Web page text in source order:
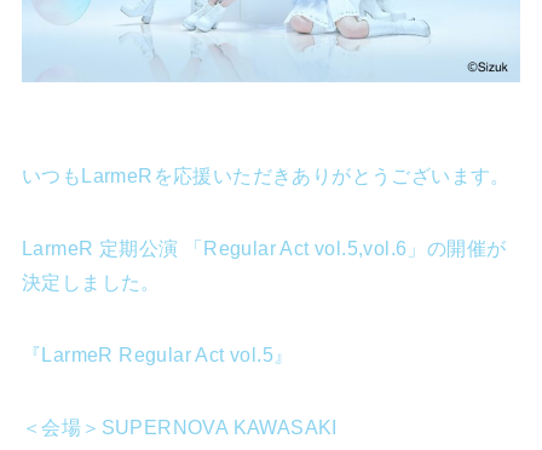
いつもLarmeRを応援いただきありがとうございます。
LarmeR 定期公演 「Regular Act vol.5,vol.6」の開催が
決定しました。
『LarmeR Regular Act vol.5』
＜会場＞SUPERNOVA KAWASAKI